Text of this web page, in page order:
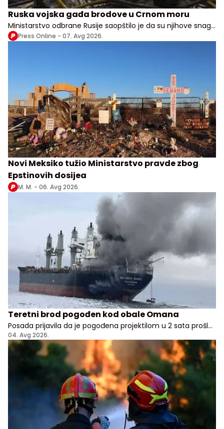
Ruska vojska gađa brodove u Crnom moru
Ministarstvo odbrane Rusije saopštilo je da su njihove snage
izvele udare na vojne, transportne i logističke objekte u više
Press Online - 07. Avg 2026.
Novi Meksiko tužio Ministarstvo pravde zbog
Epstinovih dosijea
M. M. - 06. Avg 2026.
Teretni brod pogođen kod obale Omana
Posada prijavila da je pogođena projektilom u 2 sata prošle
noći, nema potvrde odakle je napad pokrenut
04. Avg 2026.